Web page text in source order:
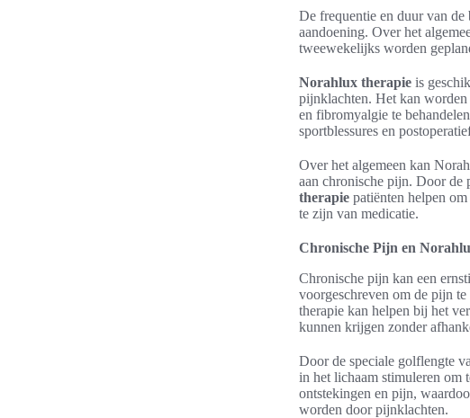
De frequentie en duur van de
aandoening. Over het
tweewekelijks worden
Norahlux therapie is
pijnklachten. Het kan
en fibromyalgie te
sportblessures en
Over het algemeen kan
aan chronische pijn. Door de
therapie patiënten helpen
te zijn van medicatie.
Chronische Pijn en
Chronische pijn kan een
voorgeschreven om de pijn
therapie kan helpen bij het
kunnen krijgen zonder
Door de speciale golflengte
in het lichaam stimuleren om
ontstekingen en pijn,
worden door pijnklachten.